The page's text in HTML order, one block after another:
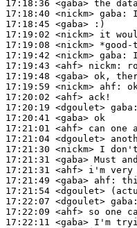
17:18:36 <gaba>
17:18:40 <nickm> gaba:
17:18:45 <gaba>
17:19:02 <nickm>
17:19:08 <nickm>
17:19:42 <nickm> gaba:
17:19:43 <ahf> nickm:
17:19:48 <gaba>
17:19:59 <nickm> ahf:
17:20:02 <ahf>
17:20:19 <dgoulet> gaba:
17:20:41 <gaba>
17:21:01 <ahf>
17:21:04 <dgoulet>
17:21:30 <nickm>
17:21:31 <gaba>
17:21:31 <ahf>
17:21:49 <gaba> ahf:
17:21:54 <dgoulet>
17:22:07 <dgoulet> gaba:
17:22:09 <ahf>
17:22:11 <gaba>